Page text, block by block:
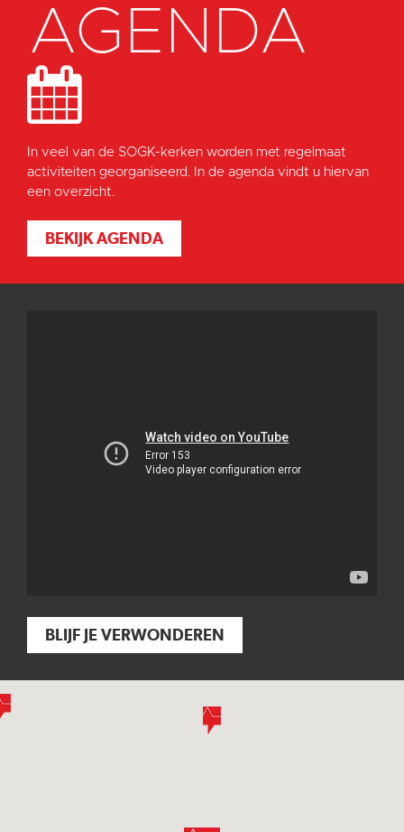
AGENDA
In veel van de SOGK-kerken worden met regelmaat
activiteiten georganiseerd. In de agenda vindt u hiervan
een overzicht.
BEKIJK AGENDA
BLIJF JE VERWONDEREN